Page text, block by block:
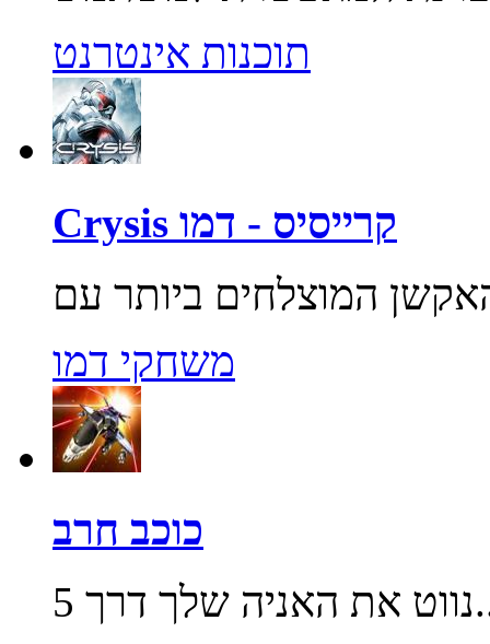
תוכנות אינטרנט
Crysis קרייסיס - דמו
משחקי דמו
כוכב חרב
5...